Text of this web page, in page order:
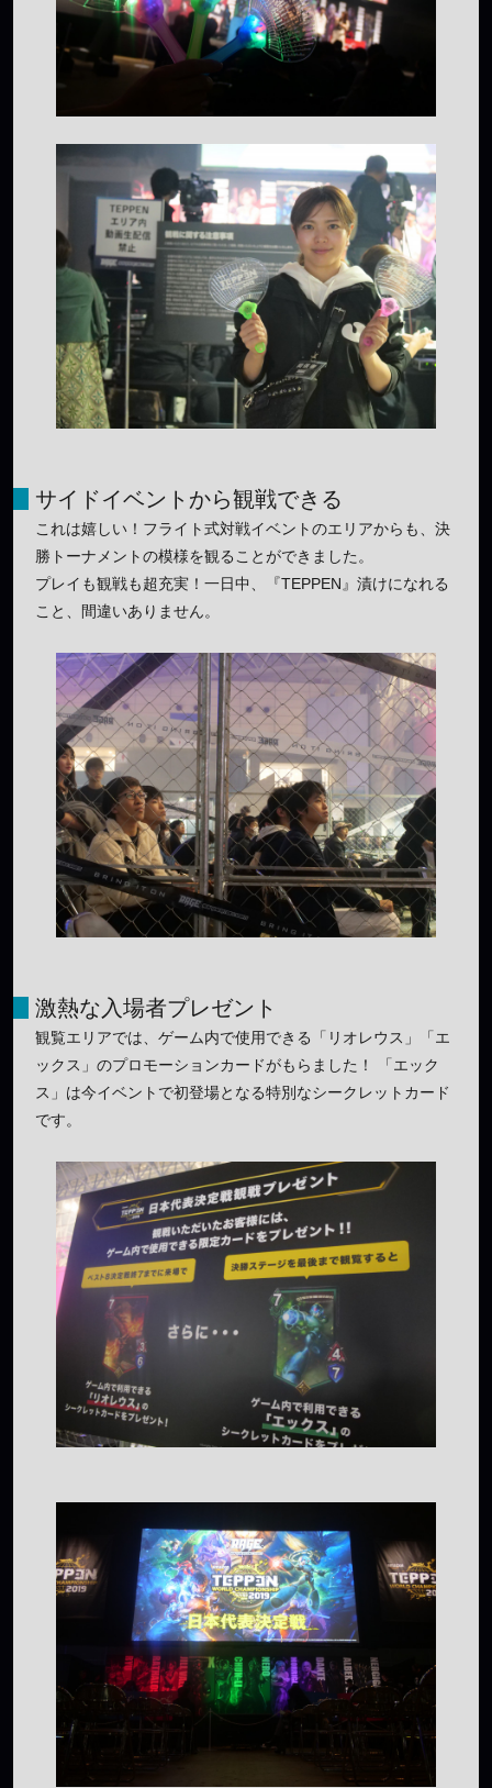
サイドイベントから観戦できる
これは嬉しい！フライト式対戦イベントのエリアからも、決
勝トーナメントの模様を観ることができました。
プレイも観戦も超充実！一日中、『TEPPEN』漬けになれる
こと、間違いありません。
激熱な入場者プレゼント
観覧エリアでは、ゲーム内で使用できる「リオレウス」「エ
ックス」のプロモーションカードがもらました！ 「エック
ス」は今イベントで初登場となる特別なシークレットカード
です。